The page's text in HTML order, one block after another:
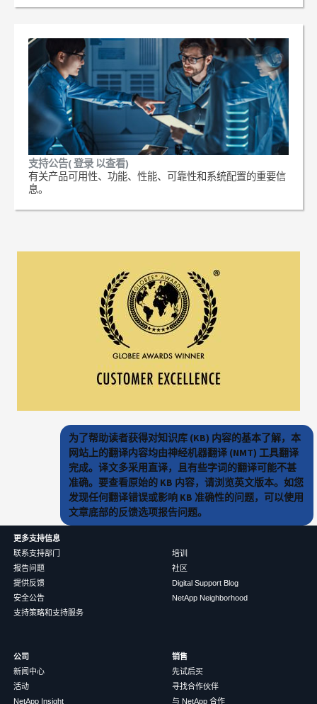
支持公告( 登录 以查看)
有关产品可用性、功能、性能、可靠性和系统配置的重要信
息。
为了帮助读者获得对知识库 (KB) 内容的基本了解，本
网站上的翻译内容均由神经机器翻译 (NMT) 工具翻译
完成。译文多采用直译，且有些字词的翻译可能不甚
准确。要查看原始的 KB 内容，请浏览英文版本。如您
发现任何翻译错误或影响 KB 准确性的问题，可以使用
文章底部的反馈选项报告问题。
更多支持信息
联系支持部门
报告问题
提供反馈
安全公告
支持策略和支持服务
培训
社区
Digital Support Blog
NetApp Neighborhood
公司
新闻中心
活动
NetApp Insight
销售
先试后买
寻找合作伙伴
与 NetApp 合作